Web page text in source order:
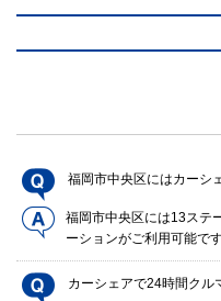
福岡市中央区にはカーシ
福岡市中央区には13ステ
ーションがご利用可能です
カーシェアで24時間クル